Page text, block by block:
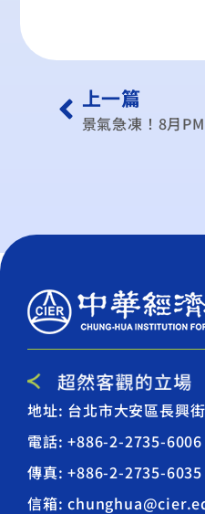
上一篇
景氣急凍！8月
地址: 台北市大安區長興
電話: +886-2-2735-6006
傳真: +886-2-2735-6035
信箱: